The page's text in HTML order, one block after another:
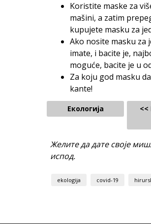
Koristite maske za
mašini, a zatim
kupujete masku za
Ako nosite masku za
imate, i bacite je,
moguće, bacite je u
Za koju god masku
kante!
Екологија
<<
Желите да дате своје
испод.
ekologija covid-19